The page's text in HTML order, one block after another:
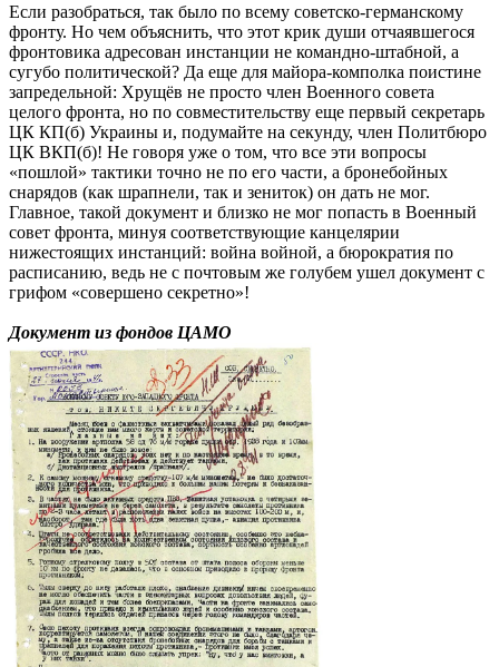
Если разобраться, так было по всему советско-германскому
фронту. Но чем объяснить, что этот крик души отчаявшегося
фронтовика адресован инстанции не командно-штабной, а
сугубо политической? Да еще для майора-комполка поистине
запредельной: Хрущёв не просто член Военного совета
целого фронта, но по совместительству еще первый секретарь
ЦК КП(б) Украины и, подумайте на секунду, член Политбюро
ЦК ВКП(б)! Не говоря уже о том, что все эти вопросы
«пошлой» тактики точно не по его части, а бронебойных
снарядов (как шрапнели, так и зениток) он дать не мог.
Главное, такой документ и близко не мог попасть в Военный
совет фронта, минуя соответствующие канцелярии
нижестоящих инстанций: война войной, а бюрократия по
расписанию, ведь не с почтовым же голубем ушел документ с
грифом «совершено секретно»!
Документ из фондов ЦАМО